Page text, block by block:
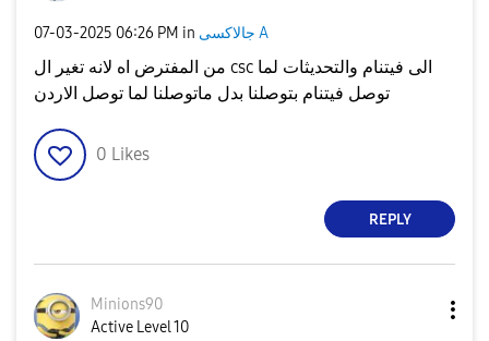
‎07-03-2025 06:26 PM in جالاكسى A
من المفترض اه لانه تغير ال csc الى فيتنام والتحديثات لما
توصل فيتنام بتوصلنا بدل ماتوصلنا لما توصل الاردن
0 Likes
REPLY
Minions90
Active Level 10